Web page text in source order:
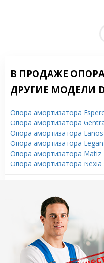
В ПРОДАЖЕ
ДРУГИЕ МОДЕЛИ
Опора амортизатора
Опора амортизатора Gentra
Опора амортизатора Lanos
Опора амортизатора
Опора амортизатора Matiz
Опора амортизатора Nexia